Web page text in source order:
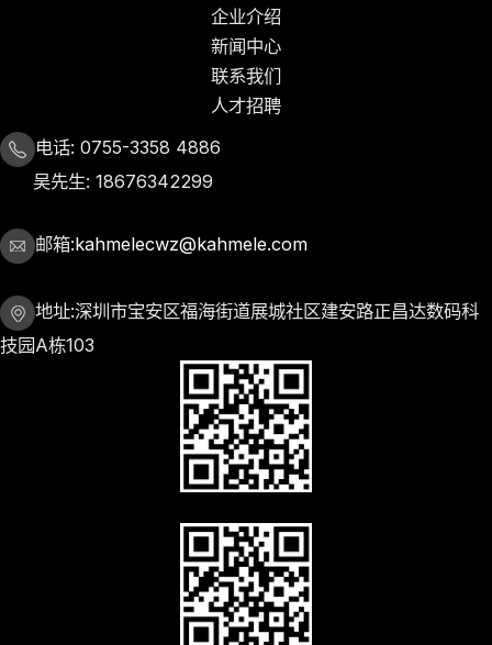
企业介绍
新闻中心
联系我们
人才招聘
电话: 0755-3358 4886
吴先生: 18676342299
邮箱:kahmelecwz@kahmele.com
地址:深圳市宝安区福海街道展城社区建安路正昌达数码科
技园A栋103